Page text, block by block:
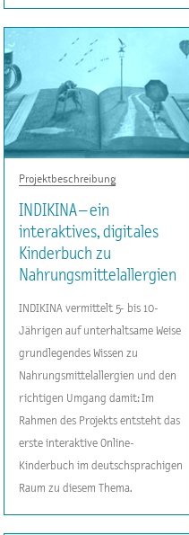
Projektbeschreibung
INDIKINA – ein
interaktives, digitales
Kinderbuch zu
Nahrungsmittelallergien
INDIKINA vermittelt 5- bis 10-
Jährigen auf unterhaltsame Weise
grundlegendes Wissen zu
Nahrungsmittelallergien und den
richtigen Umgang damit: Im
Rahmen des Projekts entsteht das
erste interaktive Online-
Kinderbuch im deutschsprachigen
Raum zu diesem Thema.